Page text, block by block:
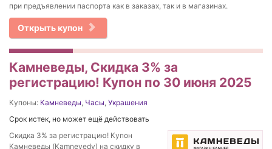
при предъявлении паспорта как в заказах, так и в магазинах.
Открыть купон
Камневеды, Скидка 3% за
регистрацию! Купон по 30 июня 2025
Купоны: Камневеды, Часы, Украшения
Срок истек, но может ещё действовать
Скидка 3% за регистрацию! Купон
Камневеды (Kamnevedy) на скидку в